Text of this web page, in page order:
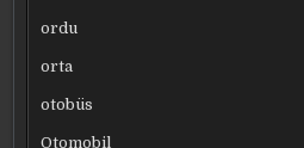
ordu
orta
otobüs
Otomobil